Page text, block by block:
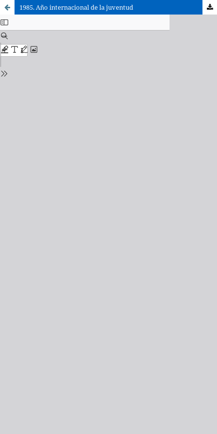
1985. Año internacional de la juventud